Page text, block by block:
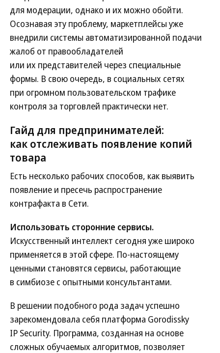
для модерации, однако и их можно обойти.
Осознавая эту проблему, маркетплейсы уже
внедрили системы автоматизированной подачи
жалоб от правообладателей
или их представителей через специальные
формы. В свою очередь, в социальных сетях
при огромном пользовательском трафике
контроля за торговлей практически нет.
Гайд для предпринимателей:
как отслеживать появление копий
товара
Есть несколько рабочих способов, как выявить
появление и пресечь распространение
контрафакта в Сети.
Использовать сторонние сервисы.
Искусственный интеллект сегодня уже широко
применяется в этой сфере. По-настоящему
ценными становятся сервисы, работающие
в симбиозе с опытными консультантами.
В решении подобного рода задач успешно
зарекомендовала себя платформа Gorodissky
IP Security. Программа, созданная на основе
сложных обучаемых алгоритмов, позволяет